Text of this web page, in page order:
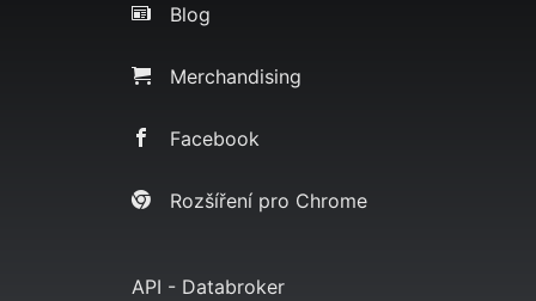
Blog
Merchandising
Facebook
Rozšíření pro Chrome
API - Databroker